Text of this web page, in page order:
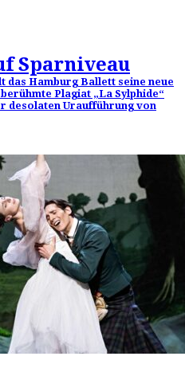
Sparniveau
das Hamburg Ballett seine neue
Plagiat „La Sylphide“
desolaten Uraufführung von